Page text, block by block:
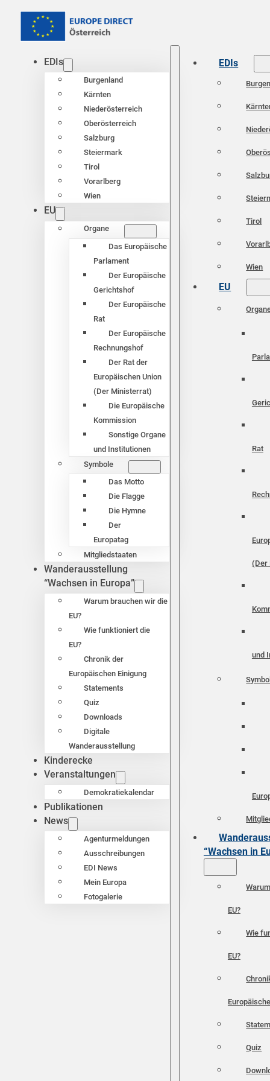
EDIs
Burgenland
Kärnten
Niederösterreich
Oberösterreich
Salzburg
Steiermark
Tirol
Vorarlberg
Wien
EU
Organe
Das Europäische
Parlament
Der Europäische
Gerichtshof
Der Europäische
Rat
Der Europäische
Rechnungshof
Der Rat der
Europäischen Union
(Der Ministerrat)
Die Europäische
Kommission
Sonstige Organe
und Institutionen
Symbole
Das Motto
Die Flagge
Die Hymne
Der
Europatag
Mitgliedstaaten
Wanderausstellung
“Wachsen in Europa”
Warum brauchen wir die
EU?
Wie funktioniert die
EU?
Chronik der
Europäischen Einigung
Statements
Quiz
Downloads
Digitale
Wanderausstellung
Kinderecke
Veranstaltungen
Demokratiekalendar
Publikationen
News
Agenturmeldungen
Ausschreibungen
EDI News
Mein Europa
Fotogalerie
EDIs
Tirol
Wien
EU
Rat
(Der
und
“Wachsen in
EU?
Wie
EU?
Quiz